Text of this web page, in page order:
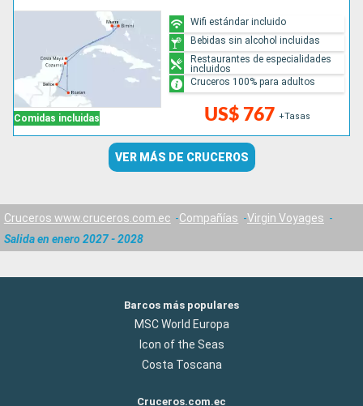
Comidas incluidas US$ 767 +Tasas
Wifi estándar incluido
Bebidas sin alcohol incluidas
Restaurantes de especialidades
incluidos
Cruceros 100% para adultos
VER MÁS DE CRUCEROS
Cruceros www.cruceros.com.ec Compañías
Virgin Voyages
Salida en enero 2027 - 2028
Barcos más populares
MSC World Europa
Icon of the Seas
Costa Toscana
Cruceros.com.ec